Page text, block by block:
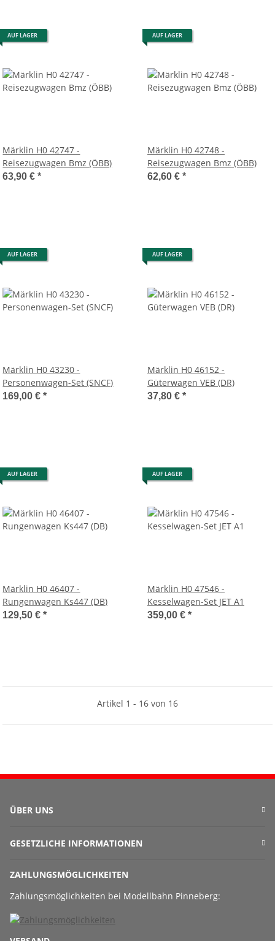
AUF LAGER
Märklin H0 42747 -
Reisezugwagen Bmz (ÖBB)
63,90 €*
AUF LAGER
Märklin H0 42748 -
Reisezugwagen Bmz (ÖBB)
62,60 € *
AUF LAGER
Märklin H0 43230 -
Personenwagen-Set (SNCF)
169,00 €*
AUF LAGER
Märklin H0 46152 -
Güterwagen VEB (DR)
37,80 € *
AUF LAGER
Märklin H0 46407 -
Rungenwagen Ks447 (DB)
129,50 €*
AUF LAGER
Märklin H0 47546 -
Kesselwagen-Set JET A1
359,00 € *
Artikel 1 - 16 von 16
ÜBER UNS
GESETZLICHE INFORMATIONEN
ZAHLUNGSMÖGLICHKEITEN
Zahlungsmöglichkeiten bei Modellbahn Pinneberg: